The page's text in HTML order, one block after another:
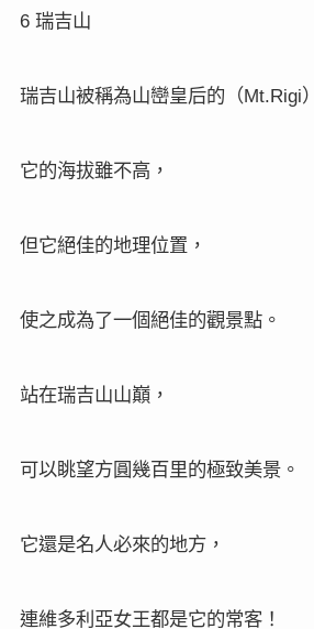
6 瑞吉山
瑞吉山被稱為山巒皇后的（Mt.Rigi）
它的海拔雖不高，
但它絕佳的地理位置，
使之成為了一個絕佳的觀景點。
站在瑞吉山山巔，
可以眺望方圓幾百里的極致美景。
它還是名人必來的地方，
連維多利亞女王都是它的常客！